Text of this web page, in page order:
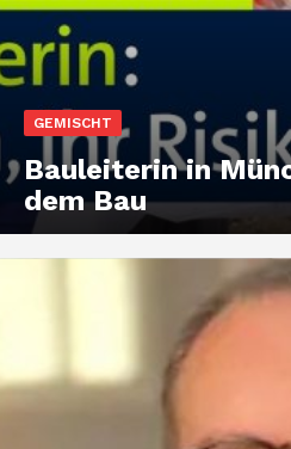
GEMISCHT
Bauleiterin in
dem Bau